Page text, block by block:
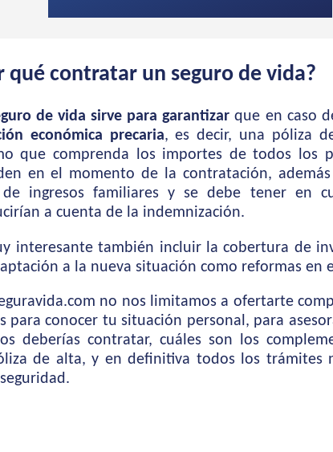
qué contratar un seguro de vida?
de vida sirve para garantizar que en caso
económica precaria, es decir, una póliza
que comprenda los importes de todos los
en el momento de la contratación,
ingresos familiares y se debe tener en
a cuenta de la indemnización.
interesante también incluir la cobertura de
a la nueva situación como reformas en
no nos limitamos a ofertarte
para conocer tu situación personal, para
deberías contratar, cuáles son los
de alta, y en definitiva todos los trámites